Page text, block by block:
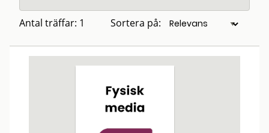
Antal träffar: 1 Sortera på: